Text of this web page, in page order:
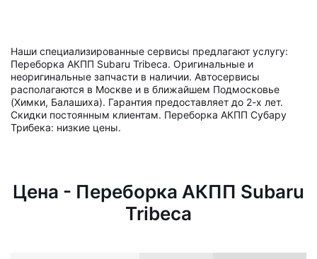
Наши специализированные сервисы предлагают услугу:
Переборка АКПП Subaru Tribeca. Оригинальные и
неоригинальные запчасти в наличии. Автосервисы
располагаются в Москве и в ближайшем Подмосковье
(Химки, Балашиха). Гарантия предоставляет до 2-х лет.
Скидки постоянным клиентам. Переборка АКПП Субару
Трибека: низкие цены.
Цена - Переборка АКПП Subaru
Tribeca